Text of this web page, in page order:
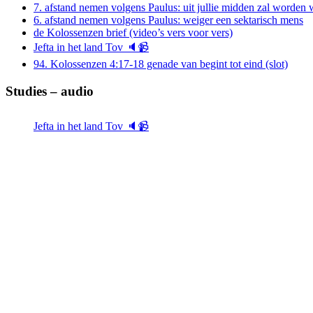
7. afstand nemen volgens Paulus: uit jullie midden zal worden
6. afstand nemen volgens Paulus: weiger een sektarisch mens
de Kolossenzen brief (video’s vers voor vers)
Jefta in het land Tov 🔈📹
94. Kolossenzen 4:17-18 genade van begint tot eind (slot)
Studies – audio
Jefta in het land Tov 🔈📹